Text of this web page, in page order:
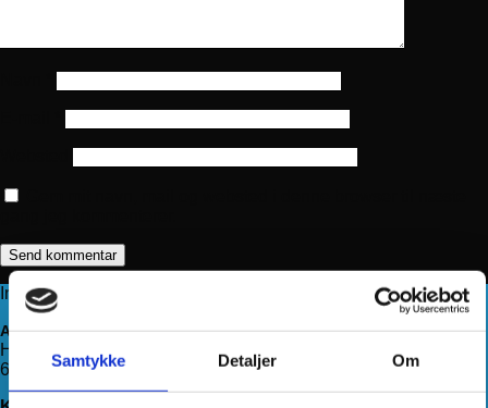
Samtykke Detaljer Om
Information
Adresse
Haderslevvej 78, st.
6200 Aabenraa